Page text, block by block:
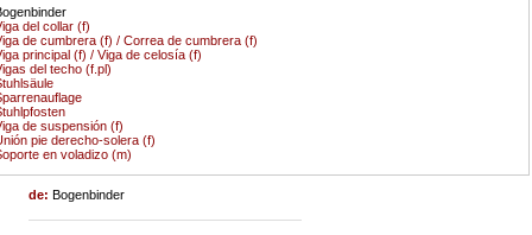
del collar (f)
de cumbrera (f) / Correa de cumbrera (f)
principal (f) / Viga de celosía (f)
del techo (f.pl)
de suspensión (f)
pie derecho-solera (f)
en voladizo (m)
de:Bogenbinder